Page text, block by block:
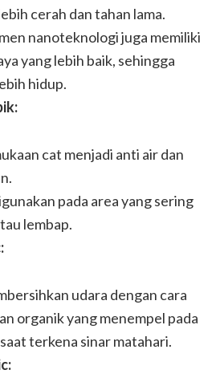
cerah dan tahan lama.
nanoteknologi juga memiliki
yang lebih baik, sehingga
hidup.
cat menjadi anti air dan
pada area yang sering
lembap.
udara dengan cara
organik yang menempel pada
terkena sinar matahari.